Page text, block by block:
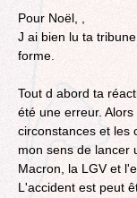
Pour Noël, ,
‎J ai bien lu ta
forme.
Tout d abord ta
été une erreur.
circonstances et les
mon sens de lancer
Macron, la LGV et
L'accident est peut